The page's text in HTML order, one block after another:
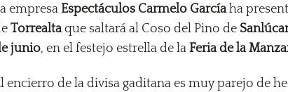
empresaEspectáculos Carmelo Garcíaha
Torrealtaque saltará al Coso del Pino de
junio, en el festejo estrella de laFeria de la
encierro de la divisa gaditana es muy parejo de